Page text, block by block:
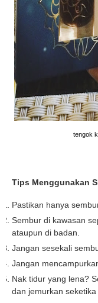
tengok
Tips Menggunakan
Pastikan hanya
Sembur di kawasan
ataupun di badan.
Jangan sesekali
Jangan
Nak tidur yang lena?
dan jemurkan